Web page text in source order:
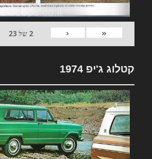
«
‹
2של23
קטלוג ג'יפ 1974